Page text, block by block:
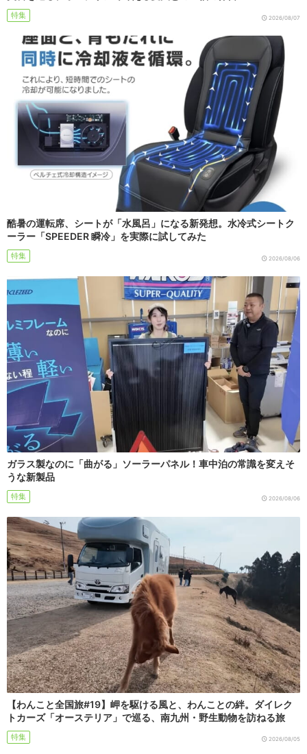
特集 2026/08/07
酷暑の運転席、シートが「水風呂」になる新発想。水冷式シートク
ーラー「SPEEDER 瞬冷」を実際に試してみた
特集 2026/08/06
ガラス製なのに「曲がる」ソーラーパネル！車中泊の常識を変えそ
うな新製品
特集 2026/08/06
【わんこと全国旅#19】岬を駆ける風と、わんことの絆。ダイレク
トカーズ「オーステリア」で巡る、南九州・野生動物を訪ねる旅
特集 2026/08/05